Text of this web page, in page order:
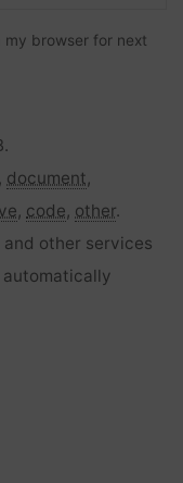
my browser for next
, document,
, code, other.
and other services